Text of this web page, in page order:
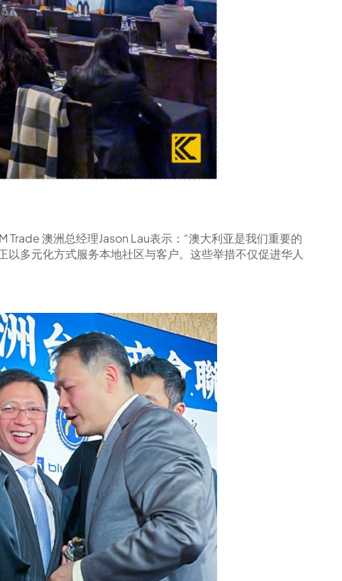
澳洲总经理Jason Lau表示：“澳大利亚是我们重要的
多元化方式服务本地社区与客户。这些举措不仅促进华人